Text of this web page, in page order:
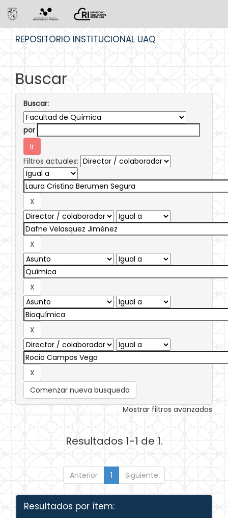
REPOSITORIO INSTITUCIONAL UAQ
Buscar
Buscar:
por
Filtros actuales:
Comenzar nueva busqueda
Mostrar filtros avanzados
Resultados 1-1 de 1.
Anterior 1 Siguiente
Resultados por ítem: